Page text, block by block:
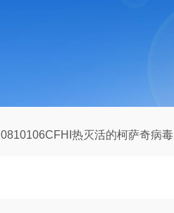
0810106CFHI热灭活的柯萨奇病毒培养物